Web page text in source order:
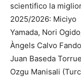
scientifico la
2025/2026: Miciyo
Yamada, Nori
Àngels Calvo
Juan Baseda
Ozgu Manisali